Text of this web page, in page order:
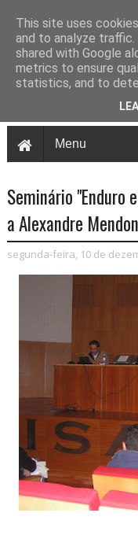
Seminário "Enduro
a Alexandre
segunda-feira, 10 de
This site uses
and to analyze traffic.
shared with Google
metrics to ensure
statistics, and to